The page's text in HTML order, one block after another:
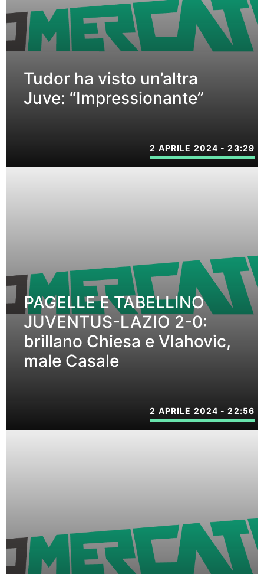
Tudor ha visto un’altra
Juve: “Impressionante”
2 APRILE 2024 - 23:29
PAGELLE E TABELLINO
JUVENTUS-LAZIO 2-0:
brillano Chiesa e Vlahovic,
male Casale
2 APRILE 2024 - 22:56